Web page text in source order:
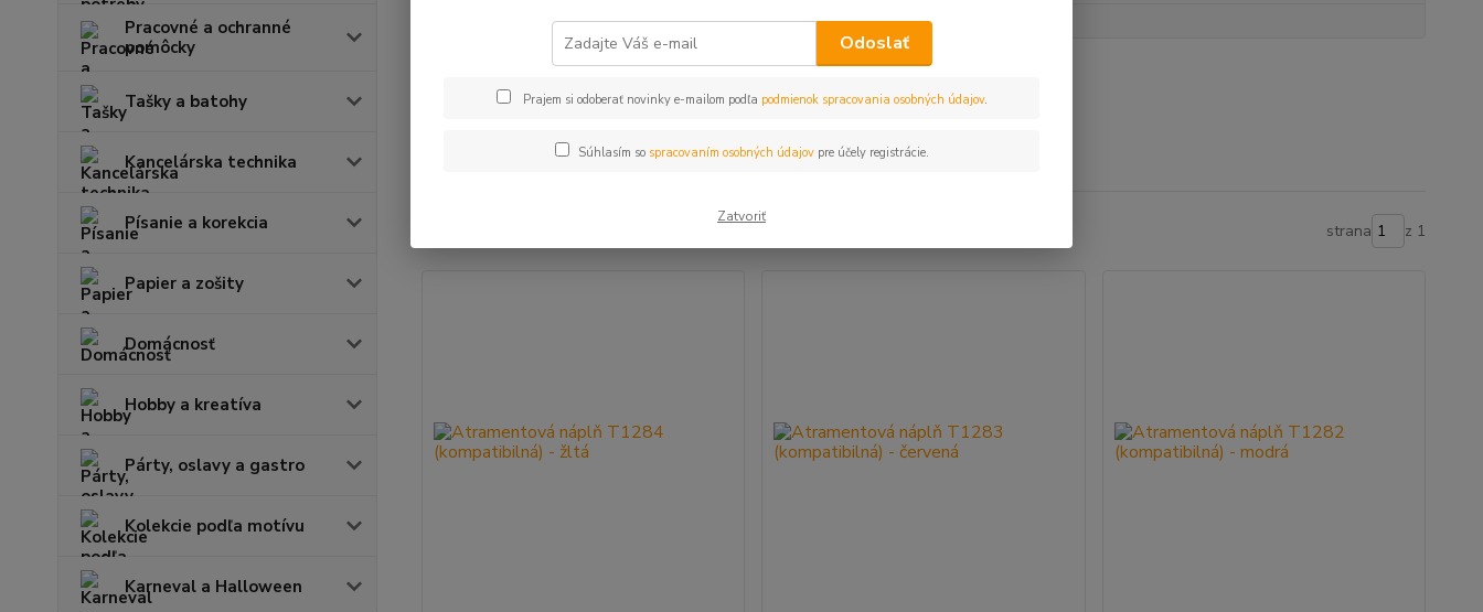
Pracovné a ochranné
pomôcky
Tašky a batohy
Kancelárska technika
Písanie a korekcia
Papier a zošity
Domácnosť
Hobby a kreatíva
Párty, oslavy a gastro
Kolekcie podľa motívu
Karneval a Halloween
Upresniť parametre
strana z 1
Odoslať
Prajem si odoberať novinky e-mailom podľa podmienok spracovania osobných údajov.
Súhlasím so spracovaním osobných údajovpre účely registrácie.
Zatvoriť